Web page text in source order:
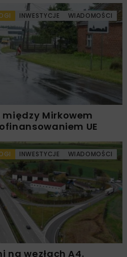
INWESTYCJE WIADOMOŚCI
między Mirkowem
UE
INWESTYCJE WIADOMOŚCI
na węzłach A4.